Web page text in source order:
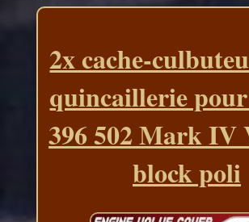
2x cache-
quincaillerie
396 502 Mark IV
block poli